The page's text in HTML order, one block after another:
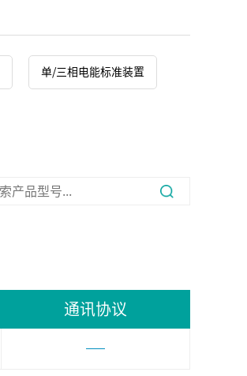
单/三相电能标准装置
通讯协议